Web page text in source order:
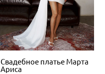
Свадебное платье Марта
Ариса